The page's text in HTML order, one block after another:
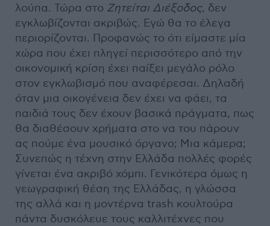
λούπα. Τώρα στο Ζητείται Διέξοδος, δεν
εγκλωβίζονται ακριβώς. Εγώ θα το έλεγα
περιορίζονται. Προφανώς το ότι είμαστε μία
χώρα που έχει πληγεί περισσότερο από την
οικονομική κρίση έχει παίξει μεγάλο ρόλο
στον εγκλωβισμό που αναφέρεσαι. Δηλαδή
όταν μια οικογένεια δεν έχει να φάει, τα
παιδιά τους δεν έχουν βασικά πράγματα, πως
θα διαθέσουν χρήματα στο να του πάρουν
ας πούμε ένα μουσικό όργανο; Μια κάμερα;
Συνεπώς η τέχνη στην Ελλάδα πολλές φορές
γίνεται ένα ακριβό χόμπι. Γενικότερα όμως η
γεωγραφική θέση της Ελλάδας, η γλώσσα
της αλλά και η μοντέρνα trash κουλτούρα
πάντα δυσκόλευε τους καλλιτέχνες που